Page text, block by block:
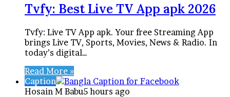
Tvfy: Best Live TV App apk 2026
Tvfy: Live TV App apk. Your free Streaming App
brings Live TV, Sports, Movies, News & Radio. In
today’s digital…
Read More »
Caption
Hosain M Babu5 hours ago